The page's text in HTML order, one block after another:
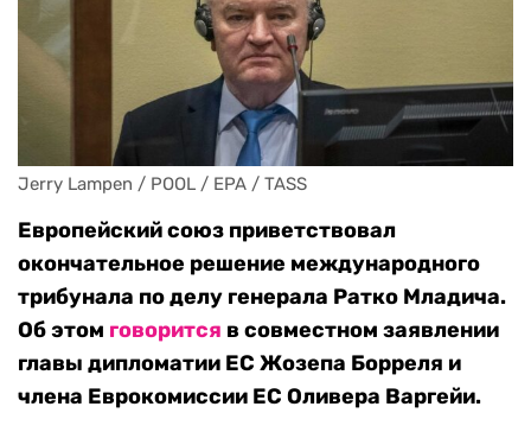
Jerry Lampen / POOL / EPA / TASS
Европейский союз приветствовал
окончательное решение международного
трибунала по делу генерала Ратко Младича.
Об этом говорится в совместном заявлении
главы дипломатии ЕС Жозепа Борреля и
члена Еврокомиссии ЕС Оливера Варгейи.